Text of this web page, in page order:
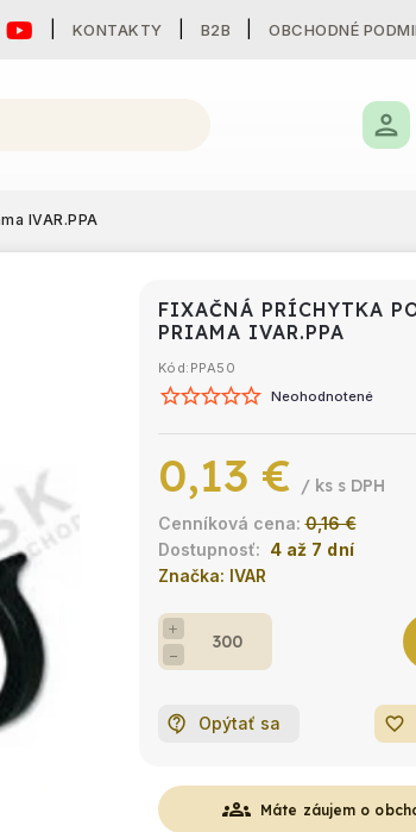
KONTAKTY B2B OBCHODNÉ
IVAR.PPA
FIXAČNÁ PRÍCHYTKA
PRIAMA IVAR.PPA
Kód: PPA50
Neohodnotené
Značka: IVAR
0,16 €
0,13 € / ks
4 až 7 dní
+
−
Opýtať sa favorite_border
groups Máte záujem o